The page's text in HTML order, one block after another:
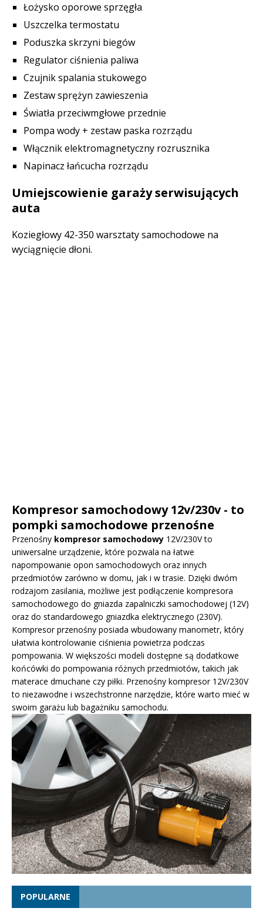
Łożysko oporowe sprzęgła
Uszczelka termostatu
Poduszka skrzyni biegów
Regulator ciśnienia paliwa
Czujnik spalania stukowego
Zestaw sprężyn zawieszenia
Światła przeciwmgłowe przednie
Pompa wody + zestaw paska rozrządu
Włącznik elektromagnetyczny rozrusznika
Napinacz łańcucha rozrządu
Umiejscowienie garaży serwisujących
auta
Koziegłowy 42-350 warsztaty samochodowe na
wyciągnięcie dłoni.
Kompresor samochodowy 12v/230v - to
pompki samochodowe przenośne
Przenośny kompresor samochodowy 12V/230V to
uniwersalne urządzenie, które pozwala na łatwe
napompowanie opon samochodowych oraz innych
przedmiotów zarówno w domu, jak i w trasie. Dzięki dwóm
rodzajom zasilania, możliwe jest podłączenie kompresora
samochodowego do gniazda zapalniczki samochodowej (12V)
oraz do standardowego gniazdka elektrycznego (230V).
Kompresor przenośny posiada wbudowany manometr, który
ułatwia kontrolowanie ciśnienia powietrza podczas
pompowania. W większości modeli dostępne są dodatkowe
końcówki do pompowania różnych przedmiotów, takich jak
materace dmuchane czy piłki. Przenośny kompresor 12V/230V
to niezawodne i wszechstronne narzędzie, które warto mieć w
swoim garażu lub bagażniku samochodu.
POPULARNE